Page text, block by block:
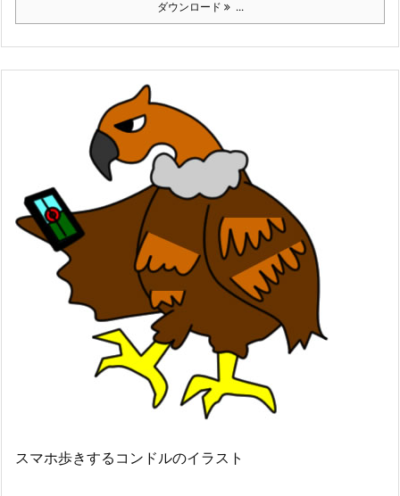
ダウンロード ...
スマホ歩きするコンドルのイラスト